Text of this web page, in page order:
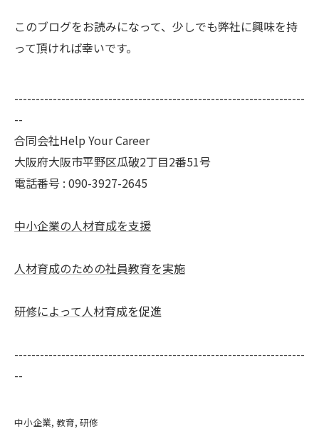
このブログをお読みになって、少しでも弊社に興味を持
って頂ければ幸いです。
--------------------------------------------------------------------
--
合同会社Help Your Career
大阪府大阪市平野区瓜破2丁目2番51号
電話番号 : 090-3927-2645
中小企業の人材育成を支援
人材育成のための社員教育を実施
研修によって人材育成を促進
--------------------------------------------------------------------
--
中小企業 教育 研修